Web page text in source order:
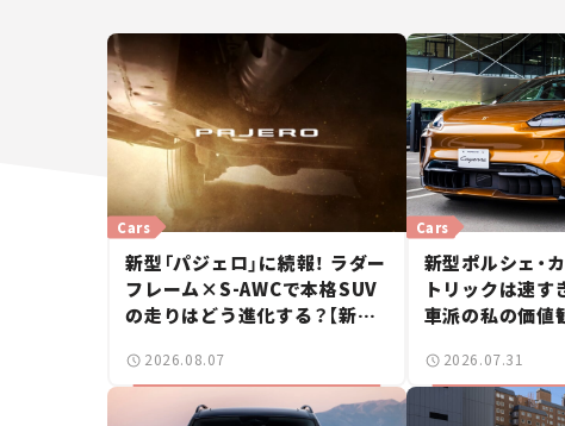
Cars
新型「パジェロ」に続報！ ラダー
フレーム×S-AWCで本格SUV
の走りはどう進化する？【新車
2026.08.07
Cars
新型ポルシェ・
トリックは速す
車派の私の価値
2026.07.31